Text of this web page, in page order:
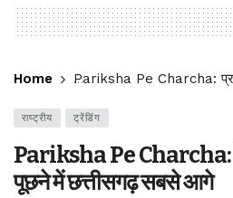
Home Pariksha Pe Charcha:
राष्ट्रीय ट्रेंडिंग
Pariksha Pe Charcha:
पूछने में छत्तीसगढ़ सबसे आगे